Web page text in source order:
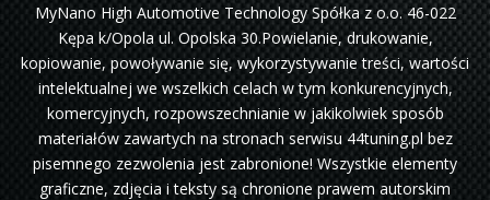
MyNano High Automotive Technology Spółka z o.o. 46-022
Kępa k/Opola ul. Opolska 30.Powielanie, drukowanie,
kopiowanie, powoływanie się, wykorzystywanie treści, wartości
intelektualnej we wszelkich celach w tym konkurencyjnych,
komercyjnych, rozpowszechnianie w jakikolwiek sposób
materiałów zawartych na stronach serwisu 44tuning.pl bez
pisemnego zezwolenia jest zabronione! Wszystkie elementy
graficzne, zdjęcia i teksty są chronione prawem autorskim